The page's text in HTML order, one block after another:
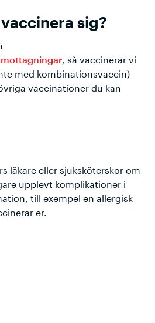
sig?
, så vaccinerar vi
med kombinationsvaccin)
vaccinationer du kan
läkare eller sjuksköterskor om
upplevt komplikationer i
till exempel en allergisk
er.